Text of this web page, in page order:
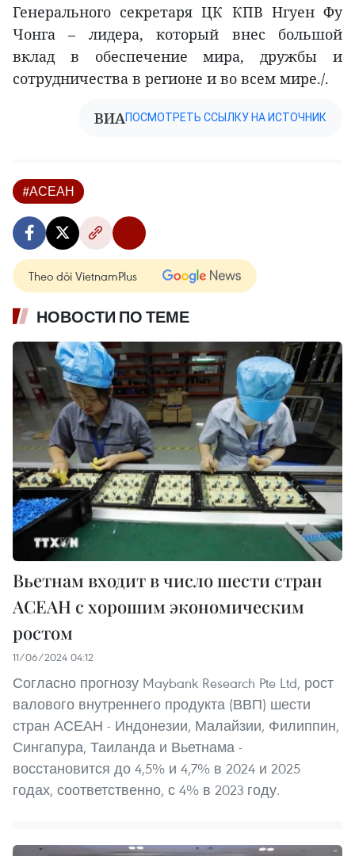
Генерального секретаря ЦК КПВ Нгуен Фу
Чонга – лидера, который внес большой
вклад в обеспечение мира, дружбы и
сотрудничества в регионе и во всем мире./.
ВИАПОСМОТРЕТЬ ССЫЛКУ НА ИСТОЧНИК
#АСЕАН
Theo dõi VietnamPlus
НОВОСТИ ПО ТЕМЕ
Вьетнам входит в число шести стран
АСЕАН с хорошим экономическим
ростом
11/06/2024 04:12
Согласно прогнозу Maybank Research Pte Ltd, рост
валового внутреннего продукта (ВВП) шести
стран АСЕАН - Индонезии, Малайзии, Филиппин,
Сингапура, Таиланда и Вьетнама -
восстановится до 4,5% и 4,7% в 2024 и 2025
годах, соответственно, с 4% в 2023 году.